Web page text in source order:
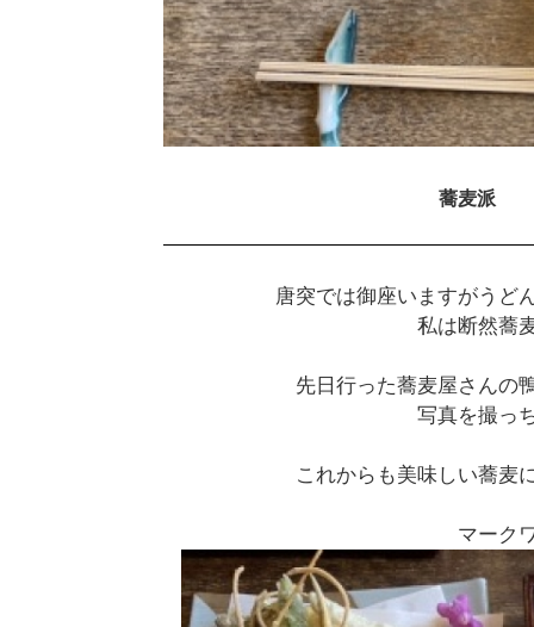
蕎麦派
唐突では御座いますがうど
私は断然蕎
先日行った蕎麦屋さんの
写真を撮っ
これからも美味しい蕎麦
マーク